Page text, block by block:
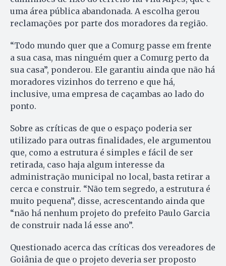
uma área pública abandonada. A escolha gerou
reclamações por parte dos moradores da região.
“Todo mundo quer que a Comurg passe em frente
a sua casa, mas ninguém quer a Comurg perto da
sua casa”, ponderou. Ele garantiu ainda que não há
moradores vizinhos do terreno e que há,
inclusive, uma empresa de caçambas ao lado do
ponto.
Sobre as críticas de que o espaço poderia ser
utilizado para outras finalidades, ele argumentou
que, como a estrutura é simples e fácil de ser
retirada, caso haja algum interesse da
administração municipal no local, basta retirar a
cerca e construir. “Não tem segredo, a estrutura é
muito pequena”, disse, acrescentando ainda que
“não há nenhum projeto do prefeito Paulo Garcia
de construir nada lá esse ano”.
Questionado acerca das críticas dos vereadores de
Goiânia de que o projeto deveria ser proposto